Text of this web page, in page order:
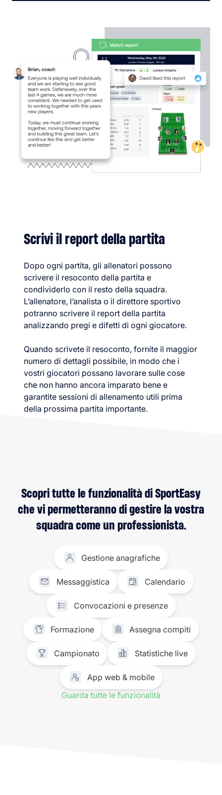
Scrivi il report della partita
Dopo ogni partita, gli allenatori possono
scrivere il resoconto della partita e
condividerlo con il resto della squadra.
L’allenatore, l’analista o il direttore sportivo
potranno scrivere il report della partita
analizzando pregi e difetti di ogni giocatore.
Quando scrivete il resoconto, fornite il maggior
numero di dettagli possibile, in modo che i
vostri giocatori possano lavorare sulle cose
che non hanno ancora imparato bene e
garantite sessioni di allenamento utili prima
della prossima partita importante.
Scopri tutte le funzionalità di SportEasy
che vi permetteranno di gestire la vostra
squadra come un professionista.
Gestione anagrafiche
Messaggistica Calendario
Convocazioni e presenze
Formazione Assegna compiti
Campionato Statistiche live
App web & mobile
Guarda tutte le funzionalità